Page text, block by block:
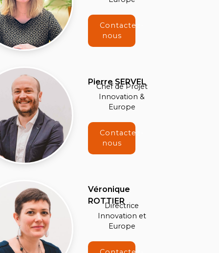
Contactez-
nous
Pierre SERVEL
Chef de Projet
Innovation &
Europe
Contactez-
nous
Véronique
ROTTIER
Directrice
Innovation et
Europe